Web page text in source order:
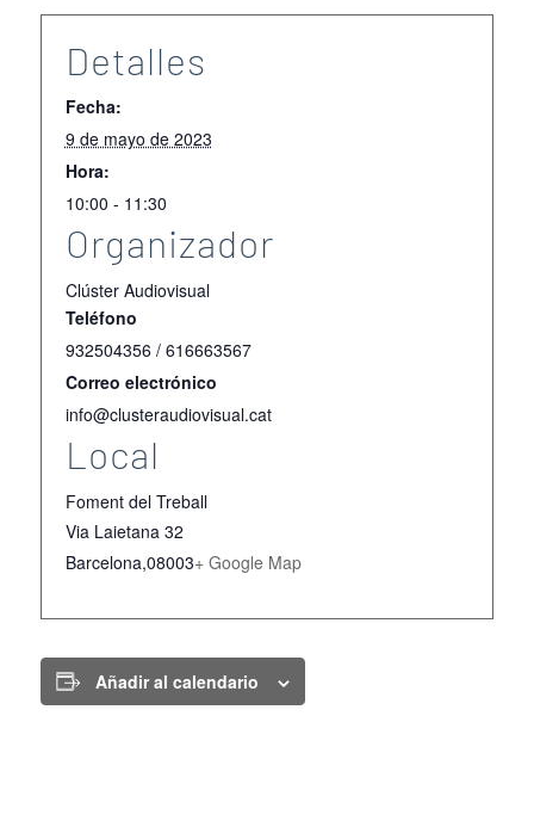
Detalles
Fecha:
9 de mayo de 2023
Hora:
10:00 - 11:30
Local
Foment del Treball
Via Laietana 32
Barcelona,08003+ Google Map
Organizador
Clúster Audiovisual
Teléfono
932504356 / 616663567
Correo electrónico
info@clusteraudiovisual.cat
Añadir al calendario